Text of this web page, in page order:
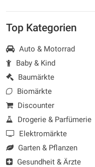
Top Kategorien
Auto & Motorrad
Baby & Kind
Baumärkte
Biomärkte
Discounter
Drogerie & Parfümerie
Elektromärkte
Garten & Pflanzen
Gesundheit & Ärzte